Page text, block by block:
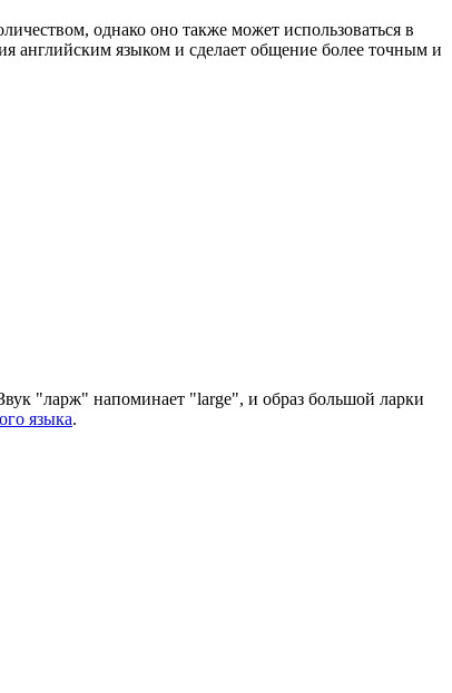
однако оно также может использоваться в
английским языком и сделает общение более точным и
"ларж" напоминает "large", и образ большой ларки
языка.